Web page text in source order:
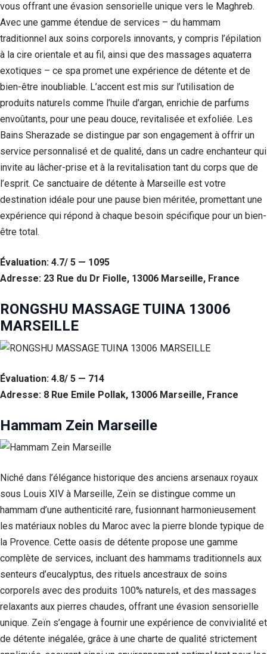
vous offrant une évasion sensorielle unique vers le Maghreb.
Avec une gamme étendue de services – du hammam
traditionnel aux soins corporels innovants, y compris l’épilation
à la cire orientale et au fil, ainsi que des massages aquaterra
exotiques – ce spa promet une expérience de détente et de
bien-être inoubliable. L’accent est mis sur l’utilisation de
produits naturels comme l’huile d’argan, enrichie de parfums
envoûtants, pour une peau douce, revitalisée et exfoliée. Les
Bains Sherazade se distingue par son engagement à offrir un
service personnalisé et de qualité, dans un cadre enchanteur qui
invite au lâcher-prise et à la revitalisation tant du corps que de
l’esprit. Ce sanctuaire de détente à Marseille est votre
destination idéale pour une pause bien méritée, promettant une
expérience qui répond à chaque besoin spécifique pour un bien-
être total.
Évaluation: 4.7/ 5 — 1095
Adresse: 23 Rue du Dr Fiolle, 13006 Marseille, France
RONGSHU MASSAGE TUINA 13006
MARSEILLE
Évaluation: 4.8/ 5 — 714
Adresse: 8 Rue Emile Pollak, 13006 Marseille, France
Hammam Zein Marseille
Niché dans l’élégance historique des anciens arsenaux royaux
sous Louis XIV à Marseille, Zeïn se distingue comme un
hammam d’une authenticité rare, fusionnant harmonieusement
les matériaux nobles du Maroc avec la pierre blonde typique de
la Provence. Cette oasis de détente propose une gamme
complète de services, incluant des hammams traditionnels aux
senteurs d’eucalyptus, des rituels ancestraux de soins
corporels avec des produits 100% naturels, et des massages
relaxants aux pierres chaudes, offrant une évasion sensorielle
unique. Zeïn s’engage à fournir une expérience de convivialité et
de détente inégalée, grâce à une charte de qualité strictement
Nécessaire
Ces cookies ne
sont pas
facultatifs. Ils
nécessaires au
fonctionnement
du site Web.